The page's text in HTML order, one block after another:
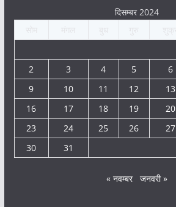
दिसम्बर 2024
2
3 4 5 6
9
10 11 12 13
16
17 18 19 20
23
24 25 26 27
30
31
« नवम्बर जनवरी »